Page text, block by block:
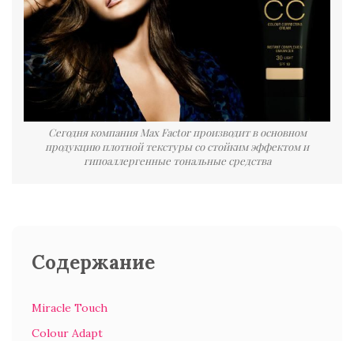
Сегодня компания Max Factor производит в основном
продукцию плотной текстуры со стойким эффектом и
гипоаллергенные тональные средства
Содержание
Miracle Touch
Colour Adapt